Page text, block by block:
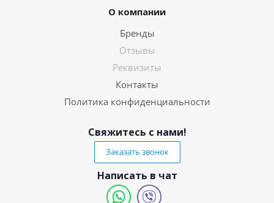
О компании
Бренды
Отзывы
Реквизиты
Контакты
Политика конфиденциальности
Свяжитесь с нами!
Заказать звонок
Написать в чат